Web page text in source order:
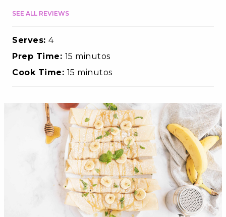
SEE ALL REVIEWS
Serves: 4
Prep Time: 15 minutos
Cook Time: 15 minutos